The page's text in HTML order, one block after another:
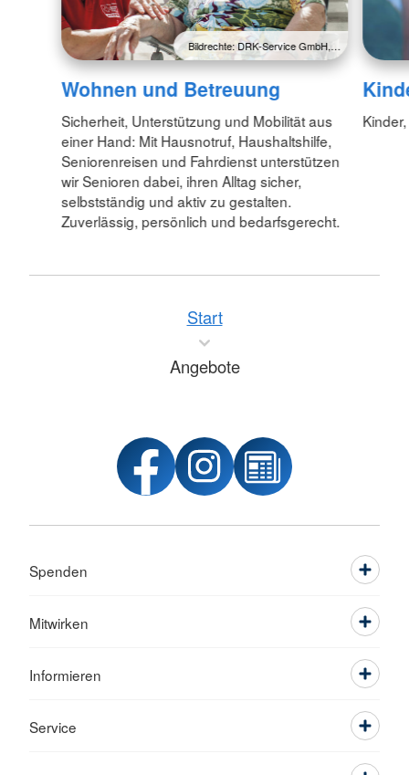
Bildrechte: DRK-Service GmbH,…
Wohnen und Betreuung
Sicherheit, Unterstützung und Mobilität aus
einer Hand: Mit Hausnotruf, Haushaltshilfe,
Seniorenreisen und Fahrdienst unterstützen
wir Senioren dabei, ihren Alltag sicher,
selbstständig und aktiv zu gestalten.
Zuverlässig, persönlich und bedarfsgerecht.
Start
Angebote
Spenden
Mitwirken
Informieren
Service